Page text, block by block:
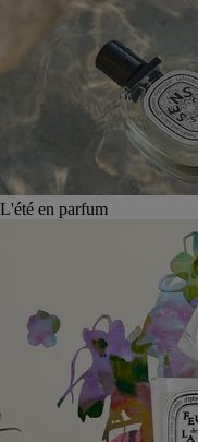
L'été en parfum